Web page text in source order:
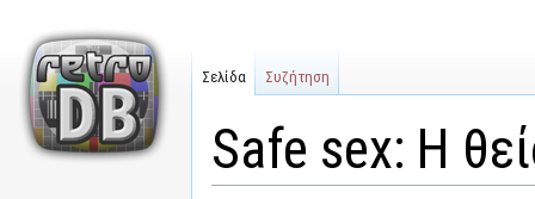
Safe sex: Η
Σελίδα Συζήτηση